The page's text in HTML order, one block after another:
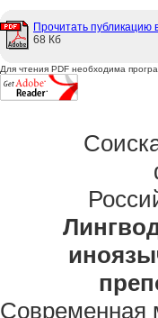
Прочитать публикацию
68 Кб
Для чтения PDF необходима
Современная